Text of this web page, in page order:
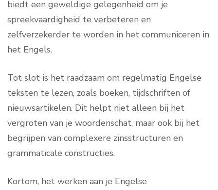
biedt een geweldige gelegenheid om je
spreekvaardigheid te verbeteren en
zelfverzekerder te worden in het communiceren in
het Engels.
Tot slot is het raadzaam om regelmatig Engelse
teksten te lezen, zoals boeken, tijdschriften of
nieuwsartikelen. Dit helpt niet alleen bij het
vergroten van je woordenschat, maar ook bij het
begrijpen van complexere zinsstructuren en
grammaticale constructies.
Kortom, het werken aan je Engelse